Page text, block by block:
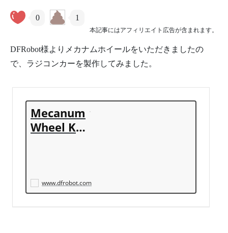
本記事にはアフィリエイト広告が含まれます。
0 1
DFRobot様よりメカナムホイールをいただきましたの
で、ラジコンカーを製作してみました。
Mecanum
Wheel Kit
www.dfrobot.com